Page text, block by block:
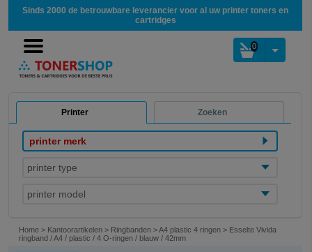
Sinds 2000 de betrouwbare leverancier voor al uw printer toners en
cartridges
0
Printer Zoeken
printer merk
printer type
printer model
Home > Kantoorartikelen > Ringbanden >A4 plastic 4 ringen > Esselte Vivida
ringband / A4 / plastic / 4 O-ringen / blauw / 42mm